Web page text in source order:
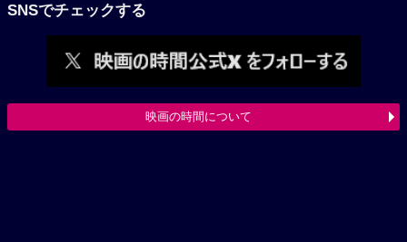
SNSでチェックする
映画の時間について